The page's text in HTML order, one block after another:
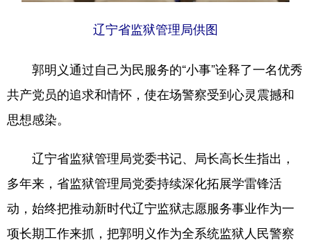
辽宁省监狱管理局供图
郭明义通过自己为民服务的“小事”诠释了一名优秀
共产党员的追求和情怀，使在场警察受到心灵震撼和
思想感染。
辽宁省监狱管理局党委书记、局长高长生指出，
多年来，省监狱管理局党委持续深化拓展学雷锋活
动，始终把推动新时代辽宁监狱志愿服务事业作为一
项长期工作来抓，把郭明义作为全系统监狱人民警察